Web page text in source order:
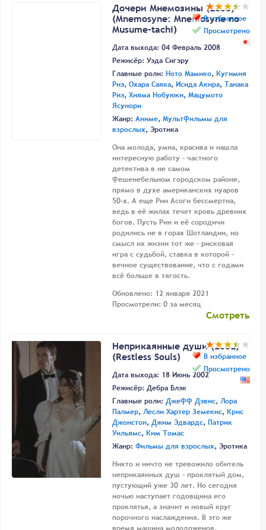
В избранное
Просмотрено
Дочери Мнемозины (2008)
(Mnemosyne: Mnemosyne no
Musume-tachi)
Дата выхода: 04 Февраль 2008
Режисёр: Уэда Сигэру
Главные роли: Ното Мамико, Кугимия
Риэ, Охара Саяка, Исида Акира, Танака
Риэ, Хияма Нобуюки, Мацумото
Ясунори
Жанр: Аниме, Мультфильмы для
взрослых, Эротика
Она молода, умна, красива и нашла
интересную работу – частного
детектива в не самом
фешенебельном городском районе,
прямо в духе американских нуаров
50-х. А еще Рин Асоги бессмертна,
ведь в её жилах течет кровь древних
богов. Пусть Рин и её сородичи
родились не в горах Шотландии, но
смысл их жизни тот же – рисковая
игра с судьбой, ставка в которой –
вечное существование, что с годами
всё больше в тягость.
Обновлено: 12 января 2021
Просмотрели: 0 за месяц
Смотреть
В избранное
Просмотрено
Неприкаянные души (2002)
(Restless Souls)
Дата выхода: 18 Июнь 2002
Режисёр: Дебра Блэк
Главные роли: Джефф Дэвис, Лора
Палмер, Лесли Хартер Земекис, Крис
Джонстон, Джим Эдвардс, Патрик
Уильямс, Ким Томас
Жанр: Фильмы для взрослых, Эротика
Никто и ничто не тревожило обитель
неприкаянных душ - проклятый дом,
пустующий уже 30 лет. Но сегодня
ночью наступает годовщина его
проклятья, а значит и новый круг
порочного наслаждения. В это же